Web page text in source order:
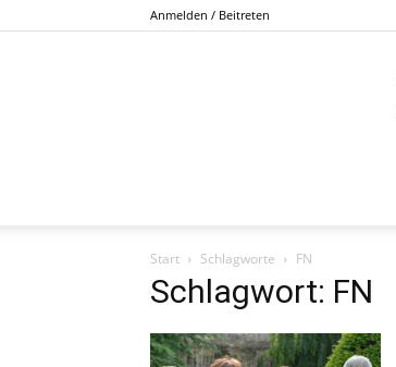
Anmelden / Beitreten
Start Schlagworte FN
Schlagwort: FN